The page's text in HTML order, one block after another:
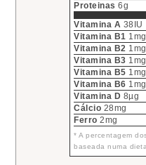
Proteinas 6g
Vitamina A 38IU
Vitamina B1 1mg
Vitamina B2 1mg
Vitamina B3 1mg
Vitamina B5 1mg
Vitamina B6 1mg
Vitamina D 8µg
Cálcio 28mg
Ferro 2mg
* A percentagem
baseada numa